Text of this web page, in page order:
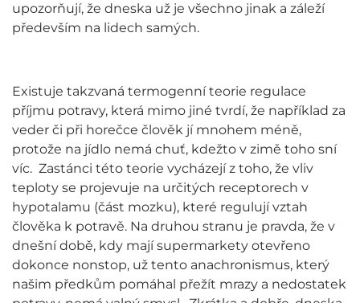
upozorňují, že dneska už je všechno jinak a záleží
především na lidech samých.
Existuje takzvaná termogenní teorie regulace
příjmu potravy, která mimo jiné tvrdí, že například za
veder či při horečce člověk jí mnohem méně,
protože na jídlo nemá chuť, kdežto v zimě toho sní
víc. Zastánci této teorie vycházejí z toho, že vliv
teploty se projevuje na určitých receptorech v
hypotalamu (část mozku), které regulují vztah
člověka k potravě. Na druhou stranu je pravda, že v
dnešní době, kdy mají supermarkety otevřeno
dokonce nonstop, už tento anachronismus, který
našim předkům pomáhal přežít mrazy a nedostatek